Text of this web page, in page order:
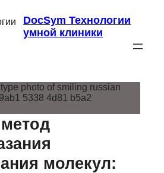
DocSym Технологии
умной клиники
молекул: